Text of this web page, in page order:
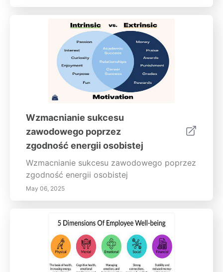
Wzmacnianie sukcesu
zawodowego poprzez
zgodność energii osobistej
Wzmacnianie sukcesu zawodowego poprzez
zgodność energii osobistej
May 06, 2025